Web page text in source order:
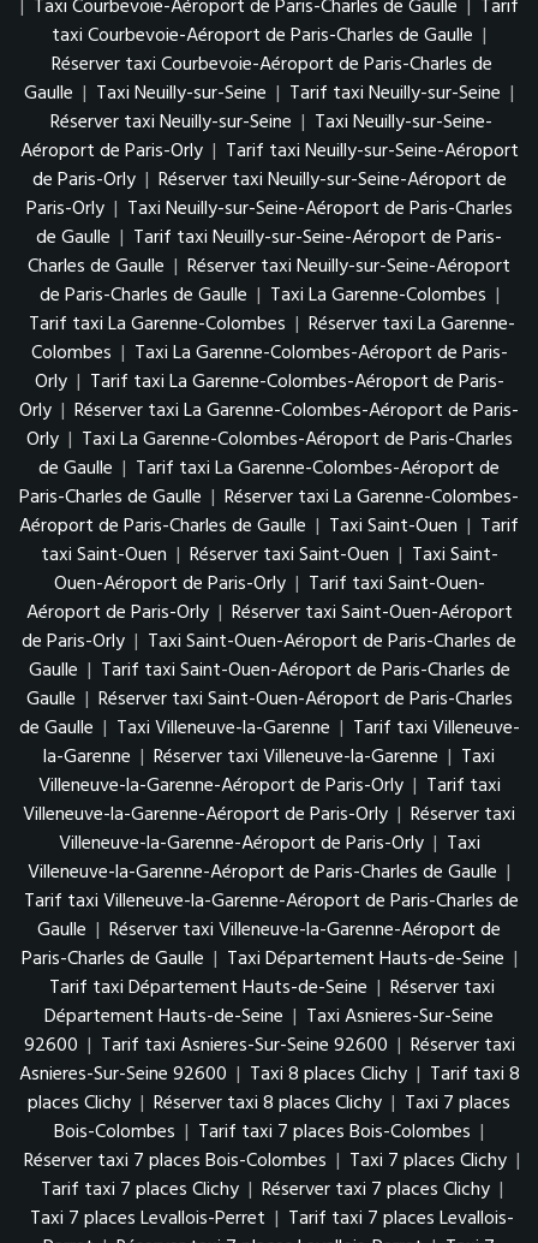
Taxi Courbevoie-Aéroport de Paris-Charles de Gaulle
Tarif
taxi Courbevoie-Aéroport de Paris-Charles de Gaulle |
Réserver taxi Courbevoie-Aéroport de Paris-Charles de
Gaulle | Taxi Neuilly-sur-Seine | Tarif taxi Neuilly-sur-Seine |
Réserver taxi Neuilly-sur-Seine | Taxi Neuilly-sur-Seine-
Aéroport de Paris-Orly | Tarif taxi Neuilly-sur-Seine-Aéroport
de Paris-Orly | Réserver taxi Neuilly-sur-Seine-Aéroport de
Paris-Orly | Taxi Neuilly-sur-Seine-Aéroport de Paris-Charles
de Gaulle | Tarif taxi Neuilly-sur-Seine-Aéroport de Paris-
Charles de Gaulle | Réserver taxi Neuilly-sur-Seine-Aéroport
de Paris-Charles de Gaulle | Taxi La Garenne-Colombes |
Tarif taxi La Garenne-Colombes | Réserver taxi La Garenne-
Colombes | Taxi La Garenne-Colombes-Aéroport de Paris-
Orly | Tarif taxi La Garenne-Colombes-Aéroport de Paris-
Orly | Réserver taxi La Garenne-Colombes-Aéroport de Paris-
Orly | Taxi La Garenne-Colombes-Aéroport de Paris-Charles
de Gaulle | Tarif taxi La Garenne-Colombes-Aéroport de
Paris-Charles de Gaulle | Réserver taxi La Garenne-Colombes-
Aéroport de Paris-Charles de Gaulle | Taxi Saint-Ouen | Tarif
taxi Saint-Ouen | Réserver taxi Saint-Ouen | Taxi Saint-
Ouen-Aéroport de Paris-Orly | Tarif taxi Saint-Ouen-
Aéroport de Paris-Orly | Réserver taxi Saint-Ouen-Aéroport
de Paris-Orly | Taxi Saint-Ouen-Aéroport de Paris-Charles de
Gaulle | Tarif taxi Saint-Ouen-Aéroport de Paris-Charles de
Gaulle | Réserver taxi Saint-Ouen-Aéroport de Paris-Charles
de Gaulle | Taxi Villeneuve-la-Garenne | Tarif taxi Villeneuve-
la-Garenne | Réserver taxi Villeneuve-la-Garenne | Taxi
Villeneuve-la-Garenne-Aéroport de Paris-Orly | Tarif taxi
Villeneuve-la-Garenne-Aéroport de Paris-Orly | Réserver taxi
Villeneuve-la-Garenne-Aéroport de Paris-Orly | Taxi
Villeneuve-la-Garenne-Aéroport de Paris-Charles de Gaulle |
Tarif taxi Villeneuve-la-Garenne-Aéroport de Paris-Charles de
Gaulle | Réserver taxi Villeneuve-la-Garenne-Aéroport de
Paris-Charles de Gaulle | Taxi Département Hauts-de-Seine |
Tarif taxi Département Hauts-de-Seine | Réserver taxi
Département Hauts-de-Seine | Taxi Asnieres-Sur-Seine
92600 | Tarif taxi Asnieres-Sur-Seine 92600 | Réserver taxi
Asnieres-Sur-Seine 92600 | Taxi 8 places Clichy | Tarif taxi 8
places Clichy | Réserver taxi 8 places Clichy | Taxi 7 places
Bois-Colombes | Tarif taxi 7 places Bois-Colombes |
Réserver taxi 7 places Bois-Colombes | Taxi 7 places Clichy |
Tarif taxi 7 places Clichy | Réserver taxi 7 places Clichy |
Taxi 7 places Levallois-Perret | Tarif taxi 7 places Levallois-